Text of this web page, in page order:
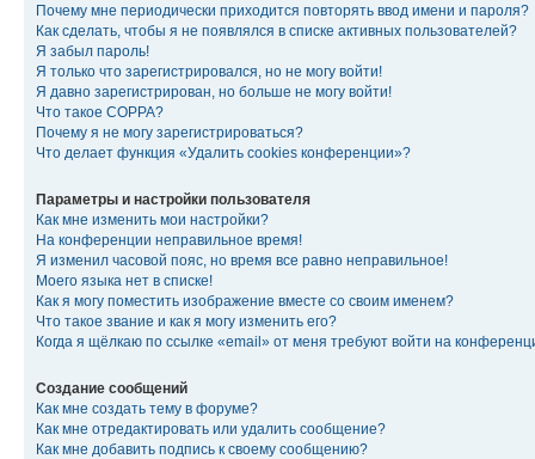
Почему мне периодически приходится повторять ввод имени и пароля?
Как сделать, чтобы я не появлялся в списке активных пользователей?
Я забыл пароль!
Я только что зарегистрировался, но не могу войти!
Я давно зарегистрирован, но больше не могу войти!
Что такое COPPA?
Почему я не могу зарегистрироваться?
Что делает функция «Удалить cookies конференции»?
Параметры и настройки пользователя
Как мне изменить мои настройки?
На конференции неправильное время!
Я изменил часовой пояс, но время все равно неправильное!
Моего языка нет в списке!
Как я могу поместить изображение вместе со своим именем?
Что такое звание и как я могу изменить его?
Когда я щёлкаю по ссылке «email» от меня требуют войти на
Создание сообщений
Как мне создать тему в форуме?
Как мне отредактировать или удалить сообщение?
Как мне добавить подпись к своему сообщению?